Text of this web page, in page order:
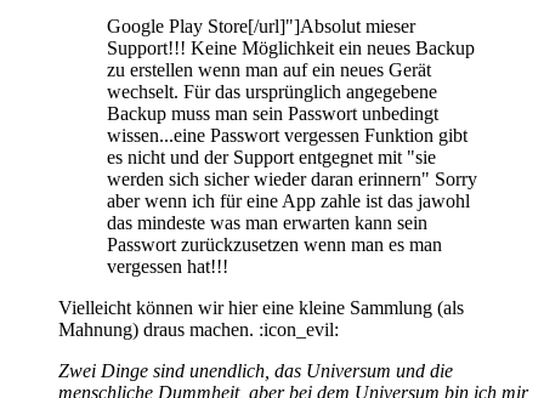
Google Play Store[/url]"]Absolut mieser
Support!!! Keine Möglichkeit ein neues Backup
zu erstellen wenn man auf ein neues Gerät
wechselt. Für das ursprünglich angegebene
Backup muss man sein Passwort unbedingt
wissen...eine Passwort vergessen Funktion gibt
es nicht und der Support entgegnet mit "sie
werden sich sicher wieder daran erinnern" Sorry
aber wenn ich für eine App zahle ist das jawohl
das mindeste was man erwarten kann sein
Passwort zurückzusetzen wenn man es man
vergessen hat!!!
Vielleicht können wir hier eine kleine Sammlung (als
Mahnung) draus machen. :icon_evil:
Zwei Dinge sind unendlich, das Universum und die
menschliche Dummheit, aber bei dem Universum bin ich mir